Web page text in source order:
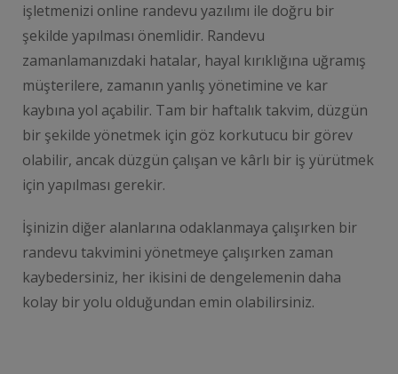
işletmenizi online randevu yazılımı ile doğru bir
şekilde yapılması önemlidir. Randevu
zamanlamanızdaki hatalar, hayal kırıklığına uğramış
müşterilere, zamanın yanlış yönetimine ve kar
kaybına yol açabilir. Tam bir haftalık takvim, düzgün
bir şekilde yönetmek için göz korkutucu bir görev
olabilir, ancak düzgün çalışan ve kârlı bir iş yürütmek
için yapılması gerekir.
İşinizin diğer alanlarına odaklanmaya çalışırken bir
randevu takvimini yönetmeye çalışırken zaman
kaybedersiniz, her ikisini de dengelemenin daha
kolay bir yolu olduğundan emin olabilirsiniz.